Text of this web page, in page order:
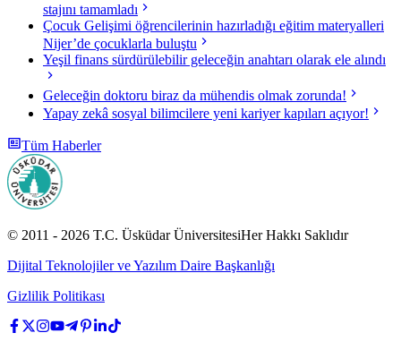
stajını tamamladı
Çocuk Gelişimi öğrencilerinin hazırladığı eğitim materyalleri
Nijer’de çocuklarla buluştu
Yeşil finans sürdürülebilir geleceğin anahtarı olarak ele alındı
Geleceğin doktoru biraz da mühendis olmak zorunda!
Yapay zekâ sosyal bilimcilere yeni kariyer kapıları açıyor!
Tüm Haberler
© 2011 - 2026 T.C. Üsküdar ÜniversitesiHer Hakkı Saklıdır
Dijital Teknolojiler ve Yazılım Daire Başkanlığı
Gizlilik Politikası